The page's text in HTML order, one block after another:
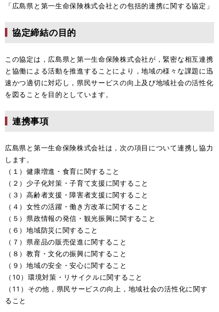
「広島県と第一生命保険株式会社との包括的連携に関する協定」
協定締結の目的
この協定は，広島県と第一生命保険株式会社が，緊密な相互連携
と協働による活動を推進することにより，地域の様々な課題に迅
速かつ適切に対応し，県民サービスの向上及び地域社会の活性化
を図ることを目的としています。
連携事項
広島県と第一生命保険株式会社は，次の項目について連携し協力
します。
（１）健康増進・食育に関すること
（２）少子化対策・子育て支援に関すること
（３）高齢者支援・障害者支援に関すること
（４）女性の活躍・働き方改革に関すること
（５）県政情報の発信・観光振興に関すること
（６）地域防災に関すること
（７）県産品の販売促進に関すること
（８）教育・文化の振興に関すること
（９）地域の安全・安心に関すること
（10）環境対策・リサイクルに関すること
（11）その他，県民サービスの向上，地域社会の活性化に関す
ること